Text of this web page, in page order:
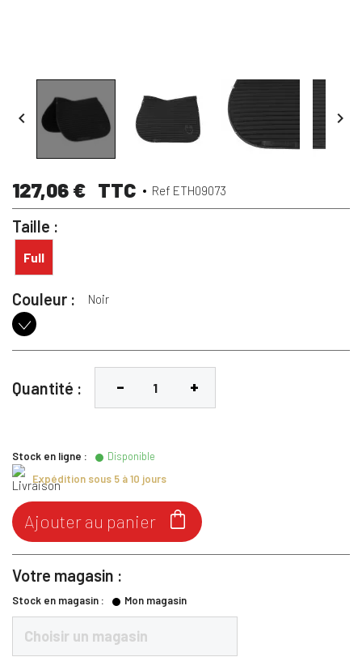
 
127,06 € TTC Ref ETH09073
Taille :
Full
Couleur : Noir
Noir
Quantité :
Stock en ligne :
Disponible
Expédition sous 5 à 10 jours

Ajouter au panier
Votre magasin :
Stock en magasin : Mon magasin
Choisir un magasin